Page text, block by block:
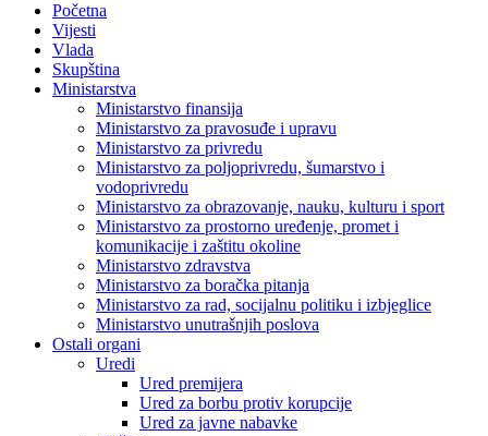
Početna
Vijesti
Vlada
Skupština
Ministarstva
Ministarstvo finansija
Ministarstvo za pravosuđe i upravu
Ministarstvo za privredu
Ministarstvo za poljoprivredu, šumarstvo i
vodoprivredu
Ministarstvo za obrazovanje, nauku, kulturu i sport
Ministarstvo za prostorno uređenje, promet i
komunikacije i zaštitu okoline
Ministarstvo zdravstva
Ministarstvo za boračka pitanja
Ministarstvo za rad, socijalnu politiku i izbjeglice
Ministarstvo unutrašnjih poslova
Ostali organi
Uredi
Ured premijera
Ured za borbu protiv korupcije
Ured za javne nabavke